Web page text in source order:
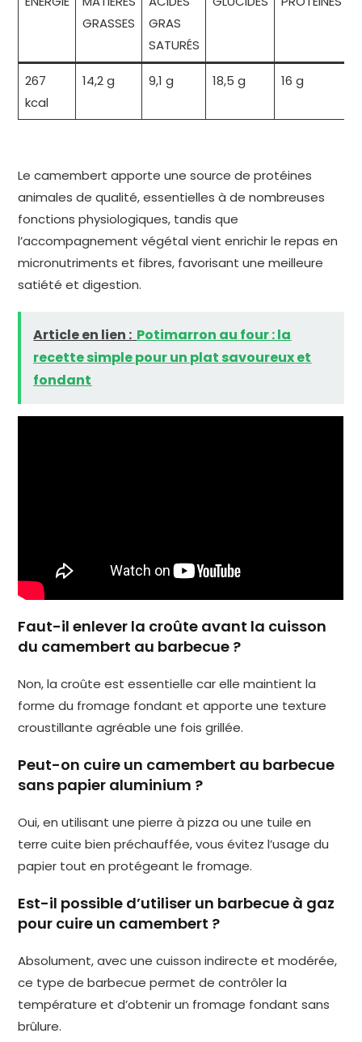
GRASSES
GRAS
SATURÉS
267
kcal
14,2 g 9,1 g 18,5 g 16 g
Le camembert apporte une source de protéines
animales de qualité, essentielles à de nombreuses
fonctions physiologiques, tandis que
l’accompagnement végétal vient enrichir le repas en
micronutriments et fibres, favorisant une meilleure
satiété et digestion.
Article en lien : Potimarron au four : la
recette simple pour un plat savoureux et
fondant
Faut-il enlever la croûte avant la cuisson
du camembert au barbecue ?
Non, la croûte est essentielle car elle maintient la
forme du fromage fondant et apporte une texture
croustillante agréable une fois grillée.
Peut-on cuire un camembert au barbecue
sans papier aluminium ?
Oui, en utilisant une pierre à pizza ou une tuile en
terre cuite bien préchauffée, vous évitez l’usage du
papier tout en protégeant le fromage.
Est-il possible d’utiliser un barbecue à gaz
pour cuire un camembert ?
Absolument, avec une cuisson indirecte et modérée,
ce type de barbecue permet de contrôler la
température et d’obtenir un fromage fondant sans
brûlure.